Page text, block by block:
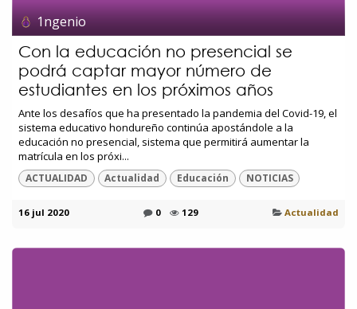
1ngenio
Con la educación no presencial se
podrá captar mayor número de
estudiantes en los próximos años
Ante los desafíos que ha presentado la pandemia del Covid-19, el
sistema educativo hondureño continúa apostándole a la
educación no presencial, sistema que permitirá aumentar la
matrícula en los próxi...
ACTUALIDAD Actualidad Educación NOTICIAS
16 jul 2020 0 129 Actualidad